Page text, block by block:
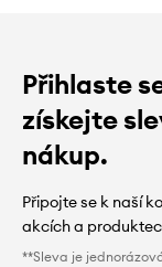
Přihlaste
získejte
nákup.
Připojte se k naší
akcích a
**Sleva je